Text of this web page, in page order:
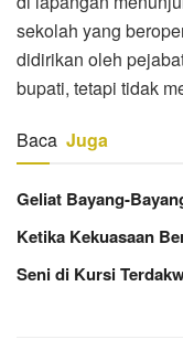
sekolah yang
didirikan oleh
bupati, tetapi tidak
Baca Juga
Geliat Bayang-
Ketika Kekuasaan
Seni di Kursi